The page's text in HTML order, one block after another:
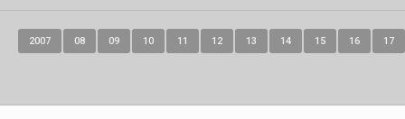
2007 08 09 10 11 12 13 14 15 16 17